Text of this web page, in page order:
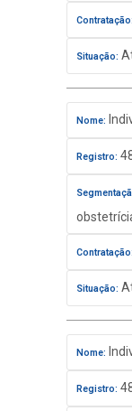
Contratação:
Situação:
Nome:
Registro:
Contratação:
Situação:
Nome:
Registro: